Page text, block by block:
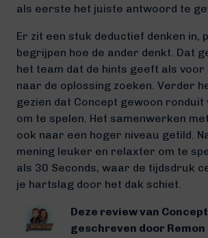
als eerste het juiste antwoord te
Er zit een stuk deductief denken in,
begrijpen hoe de ander denkt. Dat
het team dat de hints geeft als voor
naar de oplossing zoeken. Verder
gezien dat Concept gewoon ronduit
om te spelen. Het samenwerken
ook naar een hoger niveau getild.
mening leuker en relaxter om te
als 30 Seconds, waar de tijdsdruk
je hartslag door het dak schiet.
Deze review van
geschreven door Remon